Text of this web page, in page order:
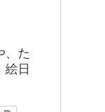
、た
絵日